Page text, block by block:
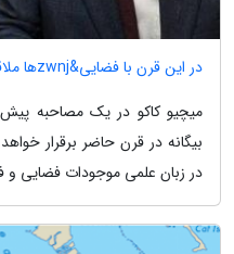
در این قرن با فضایی&zwnjها ملاقات خواهیم کرد
میچیو کاکو در یک مصاحبه
بیگانه در قرن حاضر برقرار
در زبان علمی موجودات فضایی و